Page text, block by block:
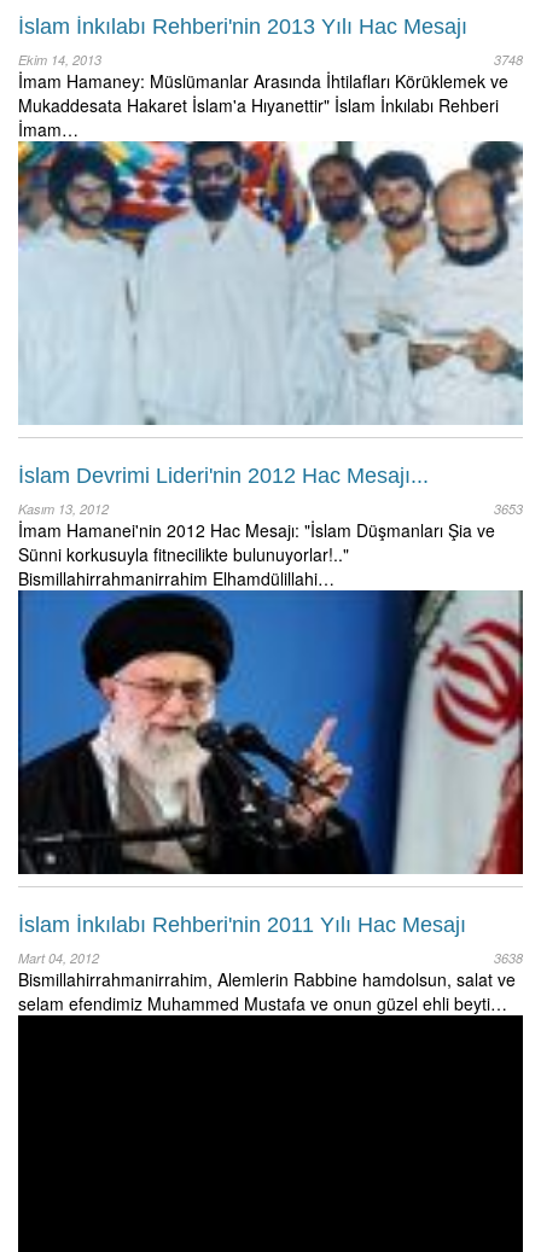
İslam İnkılabı Rehberi'nin 2013 Yılı Hac Mesajı
Ekim 14, 2013 3748
İmam Hamaney: Müslümanlar Arasında İhtilafları Körüklemek ve
Mukaddesata Hakaret İslam'a Hıyanettir" İslam İnkılabı Rehberi
İmam…
İslam Devrimi Lideri'nin 2012 Hac Mesajı...
Kasım 13, 2012 3653
İmam Hamanei'nin 2012 Hac Mesajı: "İslam Düşmanları Şia ve
Sünni korkusuyla fitnecilikte bulunuyorlar!.."
Bismillahirrahmanirrahim Elhamdülillahi…
İslam İnkılabı Rehberi'nin 2011 Yılı Hac Mesajı
Mart 04, 2012 3638
Bismillahirrahmanirrahim, Alemlerin Rabbine hamdolsun, salat ve
selam efendimiz Muhammed Mustafa ve onun güzel ehli beyti…